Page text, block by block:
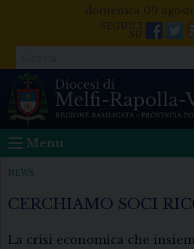
domenica 09
Menu
NEWS
CERCHIAMO SOCI
La crisi economica che